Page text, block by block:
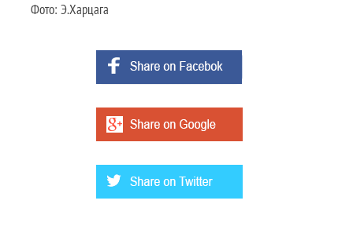
Фото: Э.Харцага